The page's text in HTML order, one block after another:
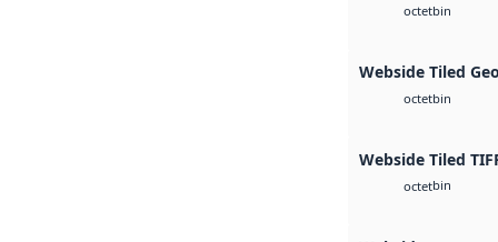
octetbin
Webside Tiled
octetbin
Webside Tiled
octetbin